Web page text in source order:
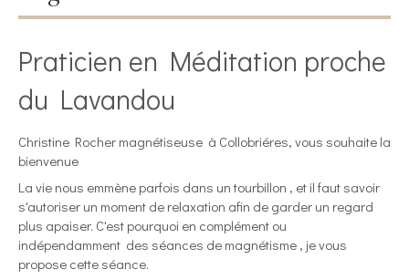
Praticien en Méditation proche
du Lavandou
Christine Rocher magnétiseuse à Collobriéres, vous souhaite la
bienvenue
La vie nous emmène parfois dans un tourbillon , et il faut savoir
s'autoriser un moment de relaxation afin de garder un regard
plus apaiser. C'est pourquoi en complément ou
indépendamment des séances de magnétisme , je vous
propose cette séance.